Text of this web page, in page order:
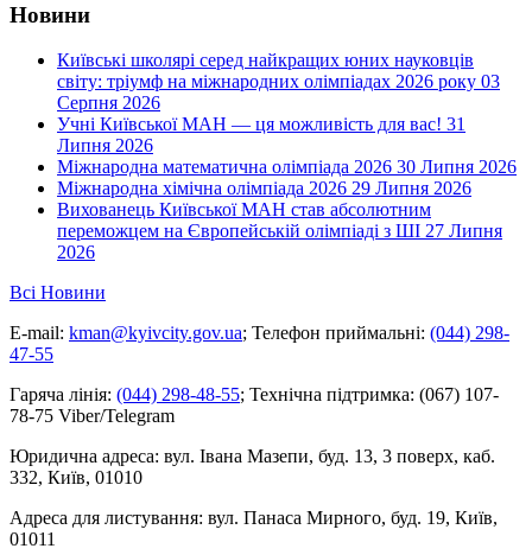
Новини
Київські школярі серед найкращих юних науковців
світу: тріумф на міжнародних олімпіадах 2026 року 03
Серпня 2026
Учні Київської МАН — ця можливість для вас! 31
Липня 2026
Міжнародна математична олімпіада 2026 30 Липня 2026
Міжнародна хімічна олімпіада 2026 29 Липня 2026
Вихованець Київської МАН став абсолютним
переможцем на Європейській олімпіаді з ШІ 27 Липня
2026
Всі Новини
E-mail: kman@kyivcity.gov.ua; Телефон приймальні: (044) 298-
47-55
Гаряча лінія: (044) 298-48-55; Технічна підтримка: (067) 107-
78-75 Viber/Telegram
Юридична адреса: вул. Івана Мазепи, буд. 13, 3 поверх, каб.
332, Київ, 01010
Адреса для листування: вул. Панаса Мирного, буд. 19, Київ,
01011